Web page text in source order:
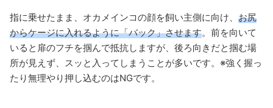
指に乗せたまま、オカメインコの顔を飼い主側に向け、 お尻
からケージに入れるように「バック」させます。前を向いて
いると扉のフチを掴んで抵抗しますが、後ろ向きだと掴む場
所が見えず、スッと入ってしまうことが多いです。※強く握っ
たり無理やり押し込むのはNGです。